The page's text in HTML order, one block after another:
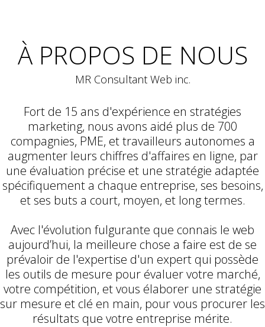
À PROPOS DE NOUS
MR Consultant Web inc.
Fort de 15 ans d'expérience en stratégies
marketing, nous avons aidé plus de 700
compagnies, PME, et travailleurs autonomes a
augmenter leurs chiffres d'affaires en ligne, par
une évaluation précise et une stratégie adaptée
spécifiquement a chaque entreprise, ses besoins,
et ses buts a court, moyen, et long termes.
Avec l'évolution fulgurante que connais le web
aujourd’hui, la meilleure chose a faire est de se
prévaloir de l'expertise d'un expert qui possède
les outils de mesure pour évaluer votre marché,
votre compétition, et vous élaborer une stratégie
sur mesure et clé en main, pour vous procurer les
résultats que votre entreprise mérite.